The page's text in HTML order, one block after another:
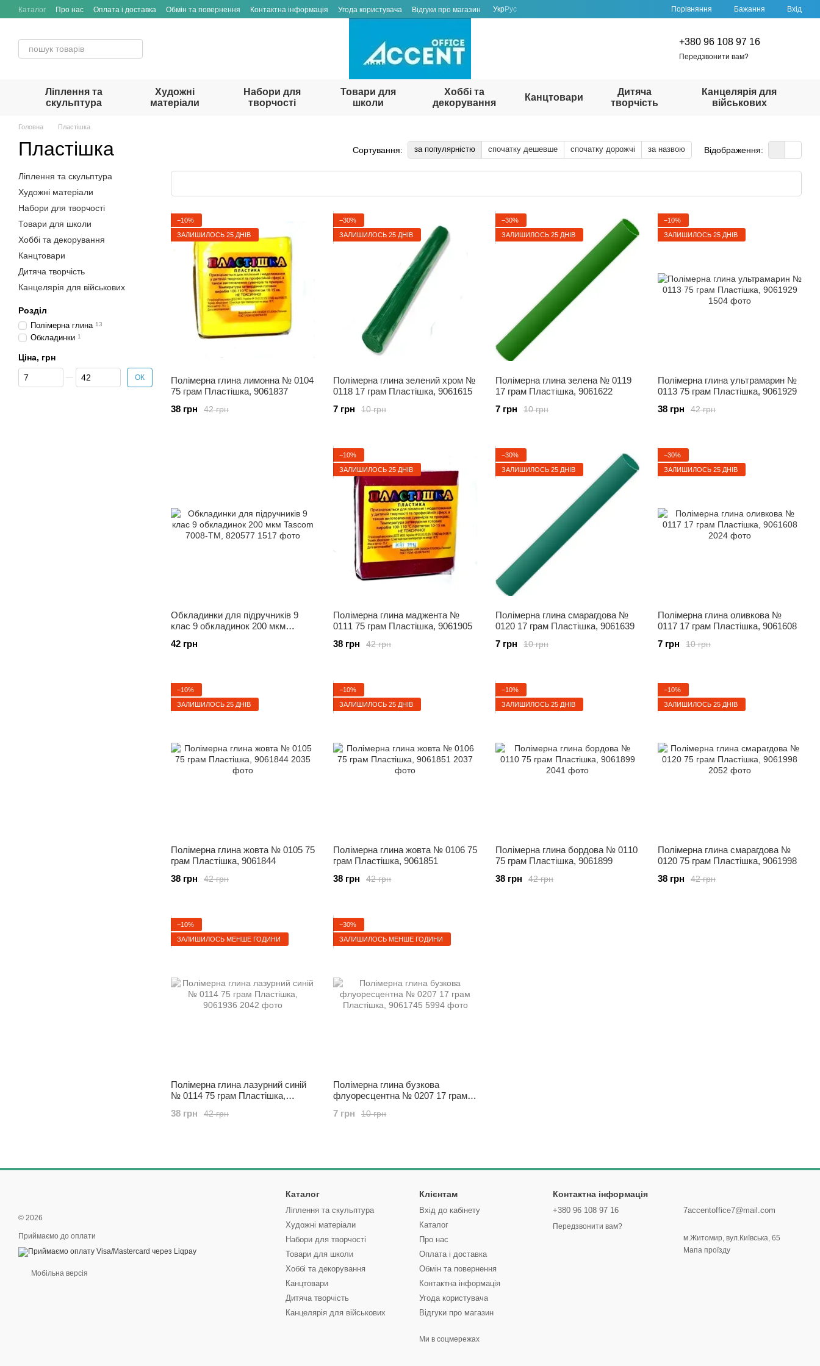
Перейти до основного контенту
Каталог Про нас Оплата і доставка Обмін та повернення Контактна інформація Угода користувача Відгуки про магазин УкрРус Порівняння Бажання Вхід
+380 96 108 97 16
Передзвонити вам?
Ліплення та
скульптура
Художні
матеріали
Набори для
творчості
Товари для
школи
Хоббі та
декорування
Канцтовари
Дитяча
творчість
Канцелярія для
військових
Головна Пластішка
Пластішка Сортування: за популярністю спочатку дешевше спочатку дорожчі за назвою Відображення:
−10%
ЗАЛИШИЛОСЬ 25 ДНІВ
Полімерна глина лимонна № 0104
75 грам Пластішка, 9061837
42 грн
38 грн
−30%
ЗАЛИШИЛОСЬ 25 ДНІВ
Полімерна глина зелений хром №
0118 17 грам Пластішка, 9061615
10 грн
7 грн
−30%
ЗАЛИШИЛОСЬ 25 ДНІВ
Полімерна глина зелена № 0119
17 грам Пластішка, 9061622
10 грн
7 грн
−10%
ЗАЛИШИЛОСЬ 25 ДНІВ
Полімерна глина ультрамарин №
0113 75 грам Пластішка, 9061929
42 грн
38 грн
Обкладинки для підручників 9
клас 9 обкладинок 200 мкм
42 грн
−10%
ЗАЛИШИЛОСЬ 25 ДНІВ
Полімерна глина маджента №
0111 75 грам Пластішка, 9061905
42 грн
38 грн
−30%
ЗАЛИШИЛОСЬ 25 ДНІВ
Полімерна глина смарагдова №
0120 17 грам Пластішка, 9061639
10 грн
7 грн
−30%
ЗАЛИШИЛОСЬ 25 ДНІВ
Полімерна глина оливкова №
0117 17 грам Пластішка, 9061608
10 грн
7 грн
−10%
ЗАЛИШИЛОСЬ 25 ДНІВ
Полімерна глина жовта № 0105 75
грам Пластішка, 9061844
42 грн
38 грн
−10%
ЗАЛИШИЛОСЬ 25 ДНІВ
Полімерна глина жовта № 0106 75
грам Пластішка, 9061851
42 грн
38 грн
−10%
ЗАЛИШИЛОСЬ 25 ДНІВ
Полімерна глина бордова № 0110
75 грам Пластішка, 9061899
42 грн
38 грн
−10%
ЗАЛИШИЛОСЬ 25 ДНІВ
Полімерна глина смарагдова №
0120 75 грам Пластішка, 9061998
42 грн
38 грн
−10%
ЗАЛИШИЛОСЬ МЕНШЕ ГОДИНИ
Полімерна глина лазурний синій
№ 0114 75 грам Пластішка,
42 грн
38 грн
−30%
ЗАЛИШИЛОСЬ МЕНШЕ ГОДИНИ
Полімерна глина бузкова
флуоресцентна № 0207 17 грам
10 грн
7 грн
Ліплення та скульптура
Художні матеріали
Набори для творчості
Товари для школи
Хоббі та декорування
Канцтовари
Дитяча творчість
Канцелярія для військових
Розділ
Полімерна глина 13
Обкладинки 1
Ціна, грн
Від Ціна, грн
До Ціна, грн ОК
© 2026
Приймаємо до оплати
Мобільна версія
Каталог
Ліплення та скульптура
Художні матеріали
Набори для творчості
Товари для школи
Хоббі та декорування
Канцтовари
Дитяча творчість
Канцелярія для військових
Клієнтам
Вхід до кабінету
Каталог
Про нас
Оплата і доставка
Обмін та повернення
Контактна інформація
Угода користувача
Відгуки про магазин
Ми в соцмережах
Контактна інформація
+380 96 108 97 16
Передзвонити вам?
7accentoffice7@mail.com
м.Житомир, вул.Київська, 65
Мапа проїзду